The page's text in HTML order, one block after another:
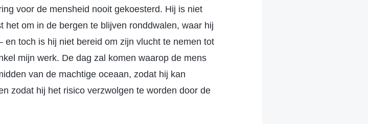
voor de mensheid nooit gekoesterd. Hij is niet
het om in de bergen te blijven ronddwalen, waar hij
toch is hij niet bereid om zijn vlucht te nemen tot
mijn werk. De dag zal komen waarop de mens
van de machtige oceaan, zodat hij kan
zodat hij het risico verzwolgen te worden door de